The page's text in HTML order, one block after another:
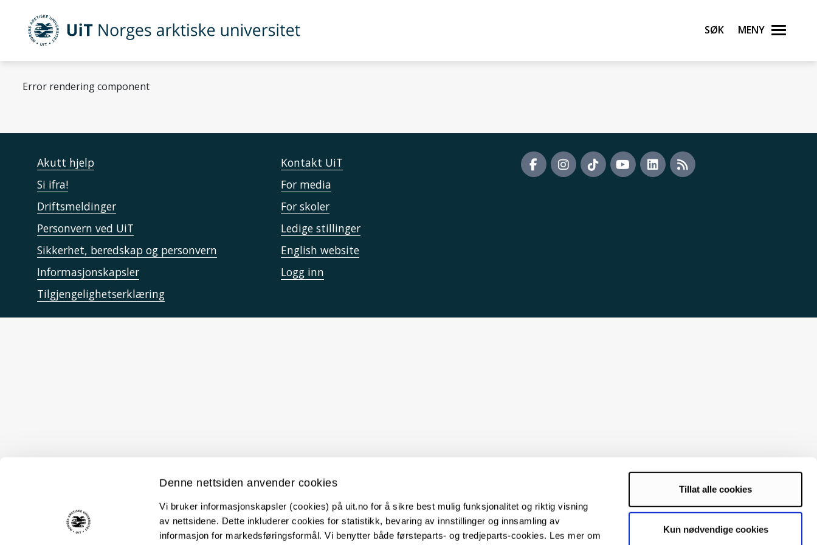
Denne nettsiden anvender cookies
Vi bruker informasjonskapsler (cookies) på uit.no for å sikre best mulig funksjonalitet og riktig visning
av nettsidene. Dette inkluderer cookies for statistikk, bevaring av innstillinger og innsamling av
informasjon for markedsføringsformål. Vi benytter både førsteparts- og tredjeparts-cookies. Les mer om
Tillat alle cookies
Kun nødvendige cookies
Gå til hovedinnhold
UiT Norges arktiske universitet Søk Meny
Error rendering component
Akutt hjelp
Si ifra!
Driftsmeldinger
Personvern ved UiT
Sikkerhet, beredskap og personvern
Informasjonskapsler
Tilgjengelighetserklæring
Kontakt UiT
For media
For skoler
Ledige stillinger
English website
Logg inn